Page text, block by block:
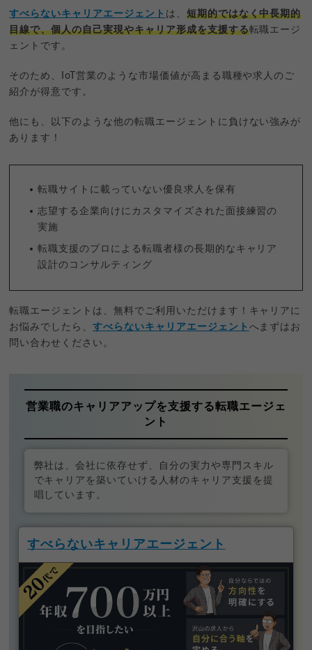
すべらないキャリアエージェント は、 短期的ではなく中長期的
目線で、個人の自己実現やキャリア形成を支援する転職エージ
ェントです。
そのため、IoT営業のような市場価値が高まる職種や求人のご
紹介が得意です。
他にも、以下のような他の転職エージェントに負けない強みが
あります！
転職サイトに載っていない優良求人を保有
志望する企業向けにカスタマイズされた面接練習の
実施
転職支援のプロによる転職者様の長期的なキャリア
設計のコンサルティング
転職エージェントは、無料でご利用いただけます！キャリアに
お悩みでしたら、すべらないキャリアエージェント へまずはお
問い合わせください。
営業職のキャリアアップを支援する転職エージェ
ント
弊社は、会社に依存せず、自分の実力や専門スキル
でキャリアを築いていける人材のキャリア支援を提
唱しています。
すべらないキャリアエージェント